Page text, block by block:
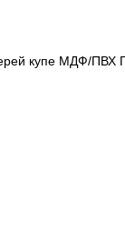
купе МДФ/ПВХ